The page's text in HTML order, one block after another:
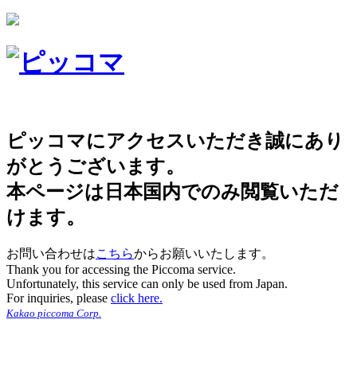
ピッコマにアクセスいただき誠にあり
がとうございます。
本ページは日本国内でのみ閲覧いただ
けます。
お問い合わせはこちらからお願いいたします。
Thank you for accessing the Piccoma service.
Unfortunately, this service can only be used from Japan.
For inquiries, please click here.
Kakao piccoma Corp.